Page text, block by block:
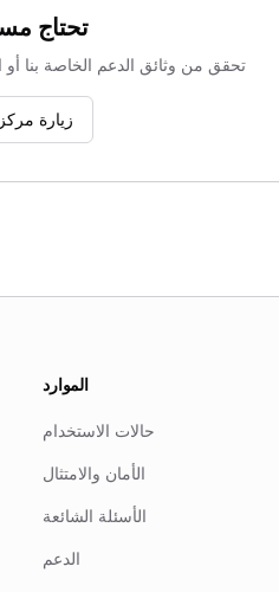
تحتاج
تحقق من وثائق الدعم الخاصة بنا
زيارة
الموارد
حالات الاستخدام
الأمان والامتثال
الأسئلة الشائعة
الدعم